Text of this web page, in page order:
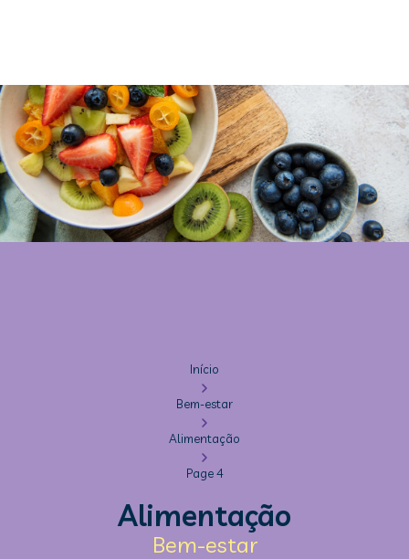
Início
Bem-estar
Alimentação
Page 4
Alimentação
Bem-estar